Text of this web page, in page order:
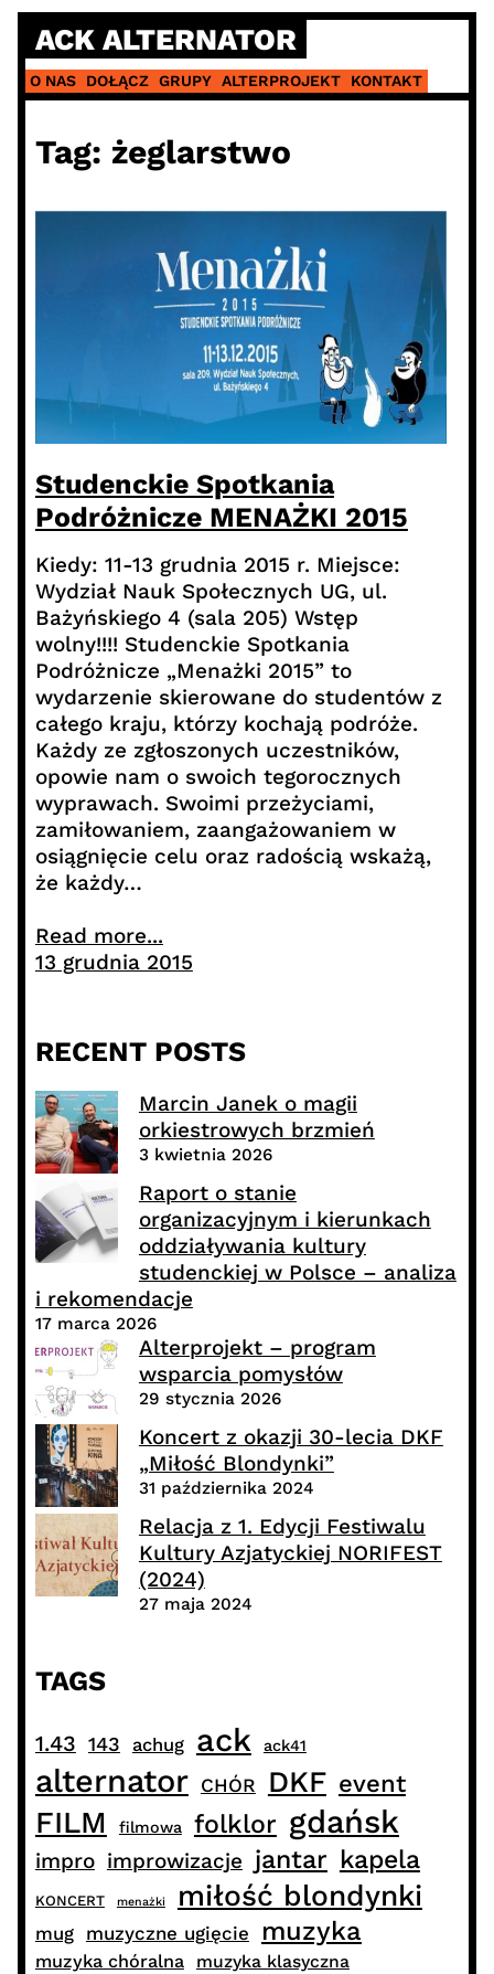
Skip
content
ACK ALTERNATOR
O NAS DOŁĄCZ GRUPY ALTERPROJEKT KONTAKT
Tag: żeglarstwo
Studenckie Spotkania
Podróżnicze MENAŻKI 2015
Kiedy: 11-13 grudnia 2015 r. Miejsce:
Wydział Nauk Społecznych UG, ul.
Bażyńskiego 4 (sala 205) Wstęp
wolny!!!! Studenckie Spotkania
Podróżnicze „Menażki 2015” to
wydarzenie skierowane do studentów z
całego kraju, którzy kochają podróże.
Każdy ze zgłoszonych uczestników,
opowie nam o swoich tegorocznych
wyprawach. Swoimi przeżyciami,
zamiłowaniem, zaangażowaniem w
osiągnięcie celu oraz radością wskażą,
że każdy…
Read more...
13 grudnia 2015
RECENT POSTS
Marcin Janek o magii
orkiestrowych brzmień
3 kwietnia 2026
Raport o stanie
organizacyjnym i kierunkach
oddziaływania kultury
studenckiej w Polsce – analiza
i rekomendacje
17 marca 2026
Alterprojekt – program
wsparcia pomysłów
29 stycznia 2026
Koncert z okazji 30-lecia DKF
„Miłość Blondynki”
31 października 2024
Relacja z 1. Edycji Festiwalu
Kultury Azjatyckiej NORIFEST
(2024)
27 maja 2024
TAGS
1.43 143 achug ack ack41
alternator CHÓR DKF event
FILM filmowa folklor gdańsk
impro improwizacje jantar kapela
KONCERT menażki miłość blondynki
mug muzyczne ugięcie muzyka
muzyka chóralna muzyka klasyczna